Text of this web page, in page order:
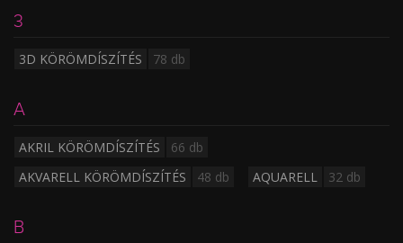
3
3D KÖRÖMDÍSZÍTÉS 78 db
A
AKRIL KÖRÖMDÍSZÍTÉS
66 db
AKVARELL KÖRÖMDÍSZÍTÉS
48 db AQUARELL 32 db
B